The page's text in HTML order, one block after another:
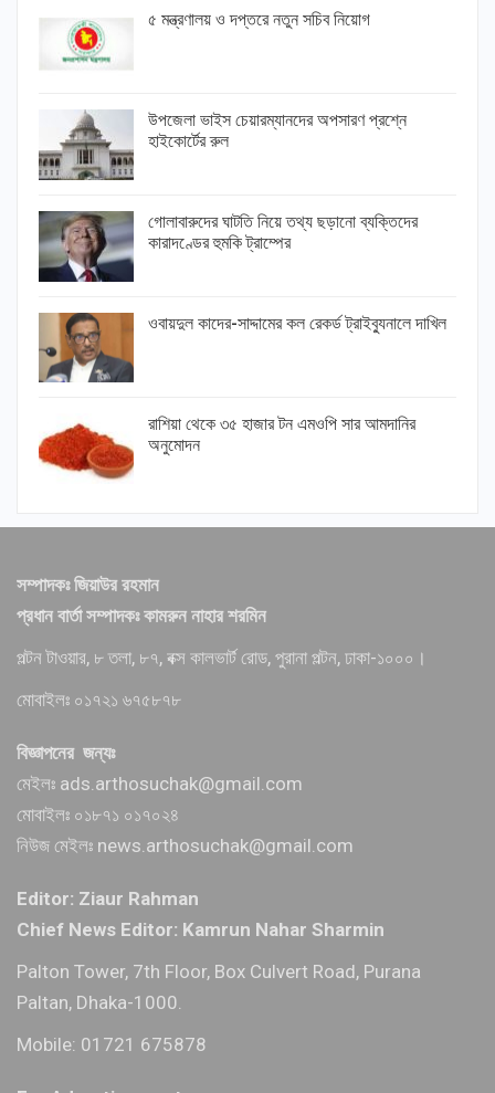
৫ মন্ত্রণালয় ও দপ্তরে নতুন সচিব নিয়োগ
উপজেলা ভাইস চেয়ারম্যানদের অপসারণ প্রশ্নে
হাইকোর্টের রুল
গোলাবারুদের ঘাটতি নিয়ে তথ্য ছড়ানো ব্যক্তিদের
কারাদণ্ডের হুমকি ট্রাম্পের
ওবায়দুল কাদের-সাদ্দামের কল রেকর্ড ট্রাইব্যুনালে দাখিল
রাশিয়া থেকে ৩৫ হাজার টন এমওপি সার আমদানির
অনুমোদন
সম্পাদকঃ জিয়াউর রহমান
প্রধান বার্তা সম্পাদকঃ কামরুন নাহার শরমিন
পল্টন টাওয়ার, ৮ তলা, ৮৭, বক্স কালভার্ট রোড, পুরানা পল্টন, ঢাকা-১০০০।
মোবাইলঃ ০১৭২১ ৬৭৫৮৭৮
বিজ্ঞাপনের জন্যঃ
মেইলঃ ads.arthosuchak@gmail.com
মোবাইলঃ ০১৮৭১ ০১৭০২৪
নিউজ মেইলঃ news.arthosuchak@gmail.com
Editor: Ziaur Rahman
Chief News Editor: Kamrun Nahar Sharmin
Palton Tower, 7th Floor, Box Culvert Road, Purana
Paltan, Dhaka-1000.
Mobile: 01721 675878